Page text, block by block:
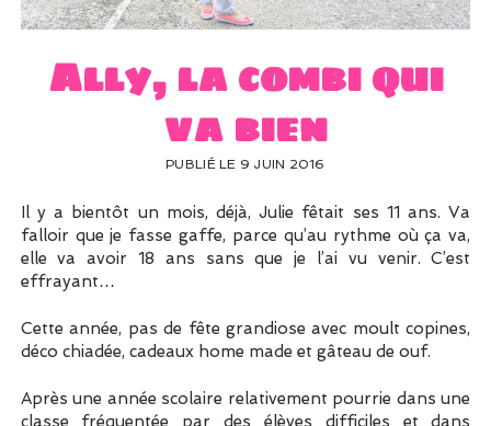
UN PEU DE DÉCO ?
Ally, la combi qui
va bien
PUBLIÉ LE 9 JUIN 2016
Il y a bientôt un mois, déjà, Julie fêtait ses 11 ans. Va
falloir que je fasse gaffe, parce qu’au rythme où ça va,
elle va avoir 18 ans sans que je l’ai vu venir. C’est
effrayant…
Cette année, pas de fête grandiose avec moult copines,
déco chiadée, cadeaux home made et gâteau de ouf.
Après une année scolaire relativement pourrie dans une
classe fréquentée par des élèves difficiles et dans